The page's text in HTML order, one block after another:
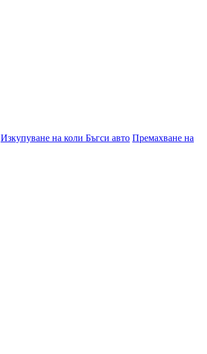
Изкупуване на коли Бъгси авто Премахване на